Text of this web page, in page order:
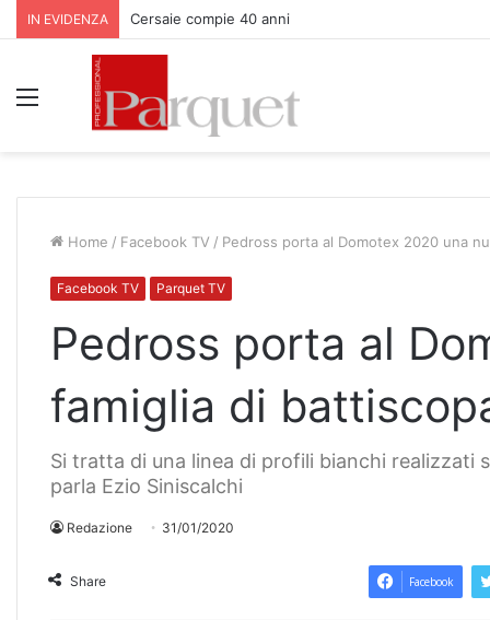
IN EVIDENZA Cersaie compie 40 anni
Home / Facebook TV / Pedross porta al Domotex 2020 una
Facebook TV Parquet TV
Pedross porta al
famiglia di
Si tratta di una linea di profili bianchi realizzati
parla Ezio Siniscalchi
Redazione 31/01/2020
Share Facebook